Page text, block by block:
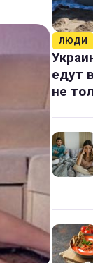
ЛЮДИ
едут
не